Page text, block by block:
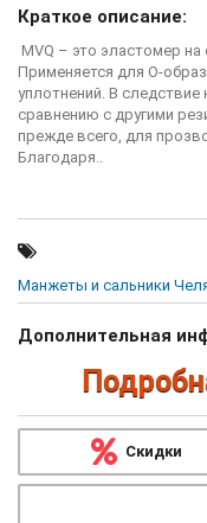
Краткое описание:
MVQ – это эластомер
Применяется для О-
уплотнений. В следствие
сравнению с другими
прежде всего, для
Благодаря..
Манжеты и сальники
Дополнительная
Скидки